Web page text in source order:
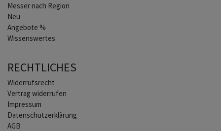
Messer nach Region
Neu
Angebote %
Wissenswertes
RECHTLICHES
Widerrufs­recht
Vertrag widerrufen
Impressum
Daten­schutz­erklärung
AGB